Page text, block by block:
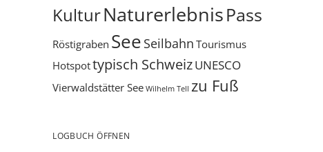
KulturNaturerlebnisPass
Röstigraben See Seilbahn Tourismus
Hotspottypisch SchweizUNESCO
Vierwaldstätter See Wilhelm Tell zu Fuß
LOGBUCH ÖFFNEN